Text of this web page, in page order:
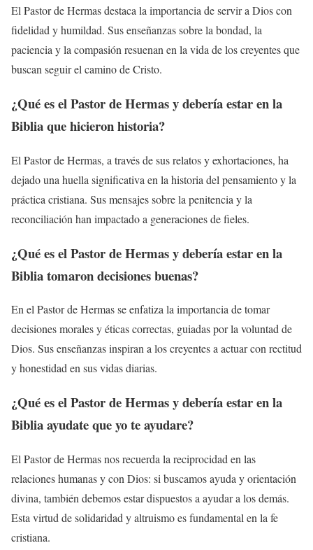
El Pastor de Hermas destaca la importancia de servir a Dios con
fidelidad y humildad. Sus enseñanzas sobre la bondad, la
paciencia y la compasión resuenan en la vida de los creyentes que
buscan seguir el camino de Cristo.
¿Qué es el Pastor de Hermas y debería estar en la
Biblia que hicieron historia?
El Pastor de Hermas, a través de sus relatos y exhortaciones, ha
dejado una huella significativa en la historia del pensamiento y la
práctica cristiana. Sus mensajes sobre la penitencia y la
reconciliación han impactado a generaciones de fieles.
¿Qué es el Pastor de Hermas y debería estar en la
Biblia tomaron decisiones buenas?
En el Pastor de Hermas se enfatiza la importancia de tomar
decisiones morales y éticas correctas, guiadas por la voluntad de
Dios. Sus enseñanzas inspiran a los creyentes a actuar con rectitud
y honestidad en sus vidas diarias.
¿Qué es el Pastor de Hermas y debería estar en la
Biblia ayudate que yo te ayudare?
El Pastor de Hermas nos recuerda la reciprocidad en las
relaciones humanas y con Dios: si buscamos ayuda y orientación
divina, también debemos estar dispuestos a ayudar a los demás.
Esta virtud de solidaridad y altruismo es fundamental en la fe
cristiana.